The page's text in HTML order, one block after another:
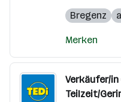
Bregenz
Merken
Verkäufer/in
Teilzeit/